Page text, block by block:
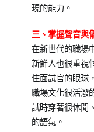
現的能力。
三、掌握聲音與
在新世代的職場
新鮮人也很重視
住面試官的眼球
職場文化很活潑
試時穿著很休閒
的語氣。